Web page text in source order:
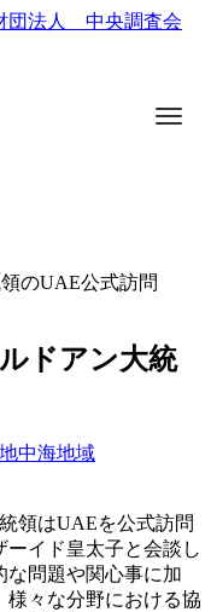
のUAE公式訪問
ドアン大統
中海地域
領はUAEを公式訪問
ーイド皇太子と会談し
な問題や関心事に加
様々な分野における協